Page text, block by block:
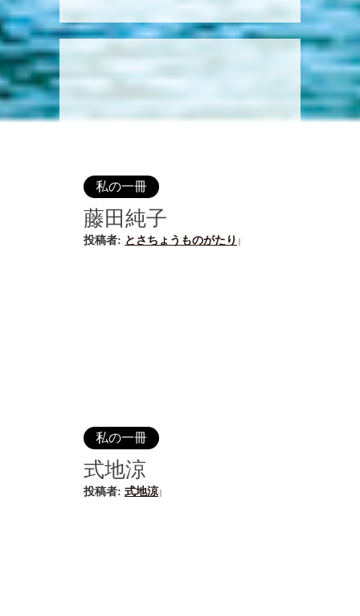
私の一冊
藤田純子
投稿者: とさちょうものがたり
私の一冊
式地涼
投稿者: 式地涼